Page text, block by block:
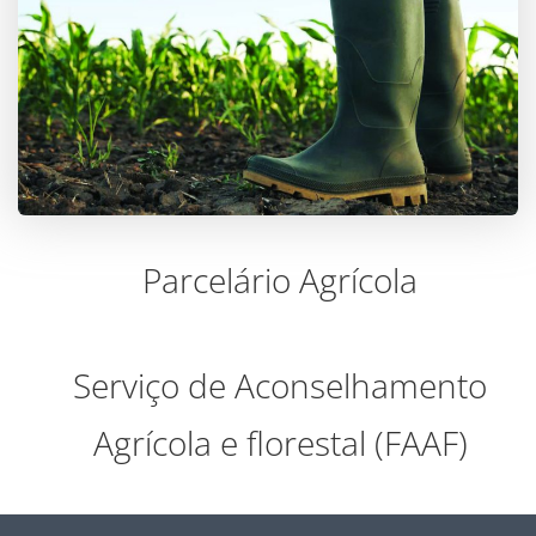
Parcelário Agrícola
Serviço de Aconselhamento
Agrícola e florestal (FAAF)